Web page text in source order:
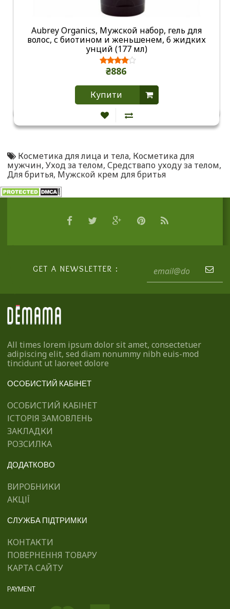
Aubrey Organics, Мужской набор, гель для
волос, с биотином и женьшенем, 6 жидких
унций (177 мл)
₴886
Купити
Косметика для лица и тела, Косметика для
мужчин, Уход за телом, Средствапо уходу за телом,
Для бритья, Мужской крем для бритья
GET A NEWSLETTER :
All times lorem ipsum dolor sit amet, consectetuer
adipiscing elit, sed diam nonummy nibh euis-mod
tincidunt ut laoreet dolore
ОСОБИСТИЙ КАБІНЕТ
ОСОБИСТИЙ КАБІНЕТ
ІСТОРІЯ ЗАМОВЛЕНЬ
ЗАКЛАДКИ
РОЗСИЛКА
ДОДАТКОВО
ВИРОБНИКИ
АКЦІЇ
СЛУЖБА ПІДТРИМКИ
КОНТАКТИ
ПОВЕРНЕННЯ ТОВАРУ
КАРТА САЙТУ
PAYMENT